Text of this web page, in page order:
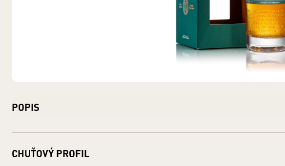
POPIS
Obj. 40 % alk.
Fľaša: sklo
CHUŤOVÝ PROFIL